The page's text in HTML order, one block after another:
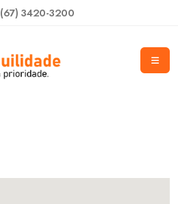
(67) 3420-3200